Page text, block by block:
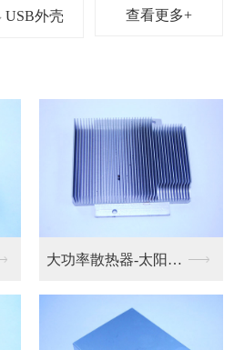
USB外壳 查看更多+
风冷散热器